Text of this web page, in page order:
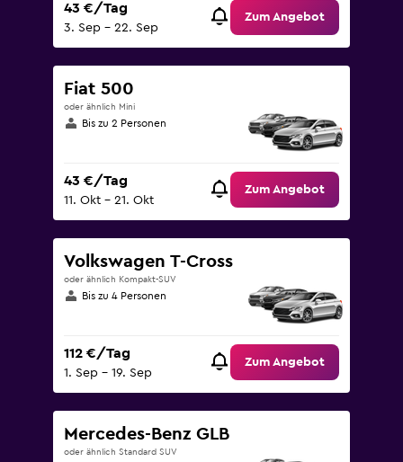
43 €/Tag
3. Sep – 22. Sep
Zum Angebot
Fiat 500
oder ähnlich Mini
Bis zu 2 Personen
43 €/Tag
11. Okt – 21. Okt
Zum Angebot
Volkswagen T-Cross
oder ähnlich Kompakt-SUV
Bis zu 4 Personen
112 €/Tag
1. Sep – 19. Sep
Zum Angebot
Mercedes-Benz GLB
oder ähnlich Standard SUV